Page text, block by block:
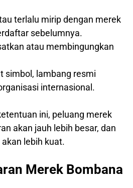
terlalu mirip dengan merek
sebelumnya.
atau membingungkan
simbol, lambang resmi
internasional.
ini, peluang merek
akan jauh lebih besar, dan
lebih kuat.
Merek Bombana